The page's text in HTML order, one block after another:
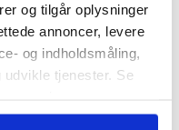
og tilgår oplysninger
annoncer, levere
og indholdsmåling,
tjenester. Se
dit samtykke
the nonstop stream
But as investors,
uncertainty,